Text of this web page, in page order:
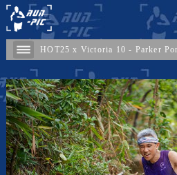
HOT25 x Victoria 10 - Parker